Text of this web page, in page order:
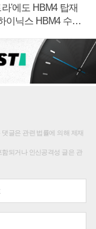
'에도 HBM4 탑재
이닉스 HBM4 수율
글은 관련 법률에 의해 제재
되거나 인신공격성 글은 관